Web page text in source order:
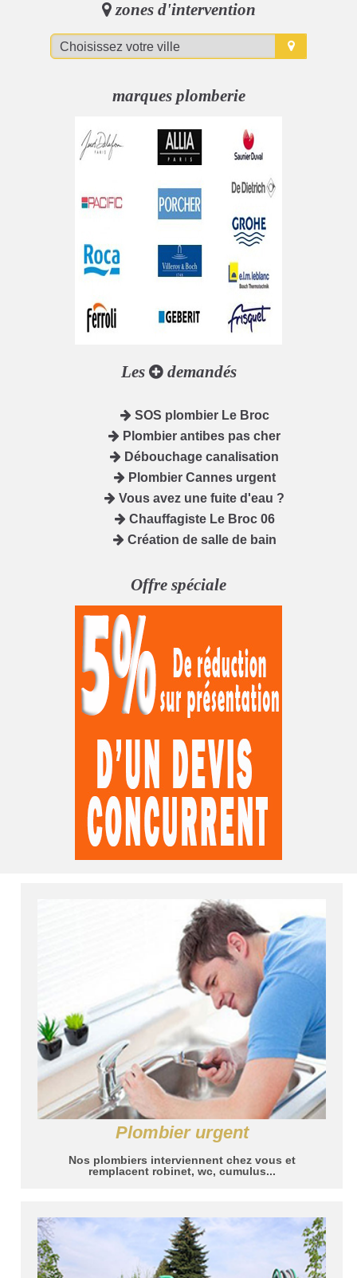
zones d'intervention
marques plomberie
Les demandés
SOS plombier Le Broc
Plombier antibes pas cher
Débouchage canalisation
Plombier Cannes urgent
Vous avez une fuite d'eau ?
Chauffagiste Le Broc 06
Création de salle de bain
Offre spéciale
Plombier urgent
Nos plombiers interviennent chez vous et
remplacent robinet, wc, cumulus...